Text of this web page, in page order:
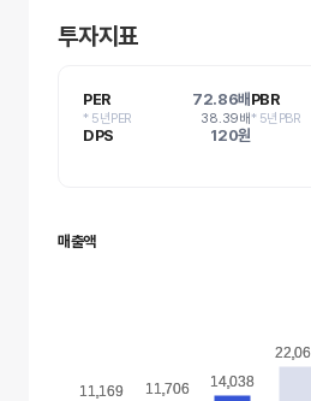
투자지표
PER 72.86배
* 5년PER 38.39배
PBR
* 5년PBR
DPS 120원
매출액
11,169
11,169 11,706
11,706 14,038
14,038